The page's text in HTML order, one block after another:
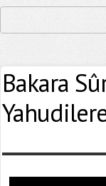
Bakara
Epostanız (*)
Yaşadığınız Hatanın